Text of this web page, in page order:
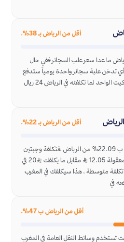
أقل من الرياض بـ 38%.
ما عدا سعر علب السجائر ففي حال
تدخن علبة سجائر واحدة يومياً ستدفع
مبلغ 13.25 ريال سعودي للباكيت الواحد لما تكلفته في الرياض 24 ريال
أقل من الرياض بـ 22%.
أسعار المطاعم ذات تكلفة أقل ب 22.09% من الرياض ،فتكلفة وجبتين
في أحد المطاعم ذات التكلفة معقولة 12.05 ﷼ مقابل ما يكلفك ﷼20 في
متوسطة ، هذا سيكلفك في المغرب
أقل من الرياض ب 47%.
تستخدم وسائط النقل العامة في المغرب